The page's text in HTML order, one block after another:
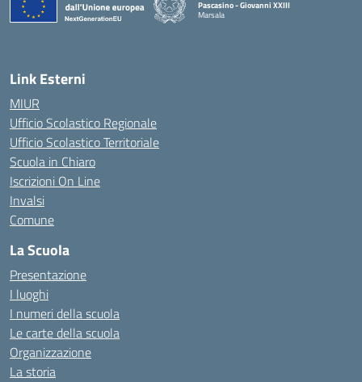
Pascasino - Giovanni XXIII
Marsala
Link Esterni
MIUR
Ufficio Scolastico Regionale
Ufficio Scolastico Territoriale
Scuola in Chiaro
Iscrizioni On Line
Invalsi
Comune
La Scuola
Presentazione
I luoghi
I numeri della scuola
Le carte della scuola
Organizzazione
La storia